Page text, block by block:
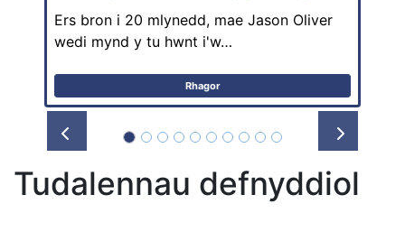
Ers bron i 20 mlynedd, mae Jason Oliver
wedi mynd y tu hwnt i'w…
Rhagor
Prev Next
Tudalennau defnyddiol